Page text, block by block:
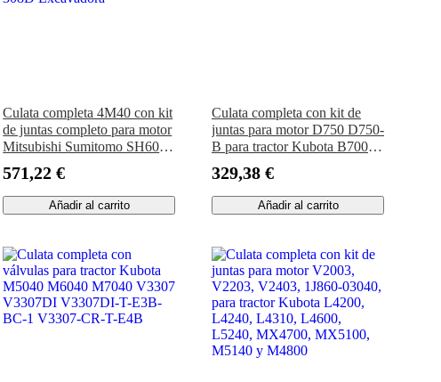
Culata completa 4M40 con kit
de juntas completo para motor
Mitsubishi Sumitomo SH60
307B 307C 307D 308C 308D
Excavadora
571,22 €
Añadir al carrito
Culata completa con kit de
juntas para motor D750 D750-
B para tractor Kubota B7001
B1200 B5200
329,38 €
Añadir al carrito